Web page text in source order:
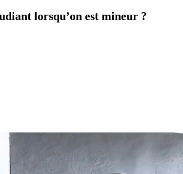
lorsqu’on est mineur ?